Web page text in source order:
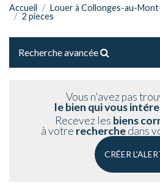
Accueil Louer à Collonges-au-
2 pieces
Recherche avancée
Vous n'avez pas
le bien qui vous
Recevez les biens
à votre recherchedans
CRÉER